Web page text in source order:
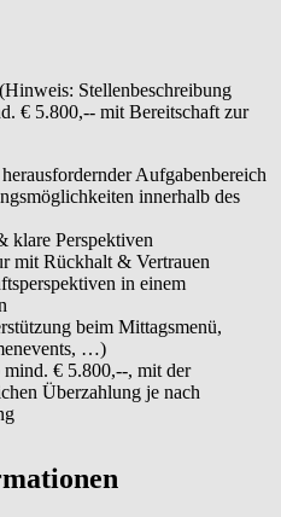
Stellenbeschreibung
€ 5.800,-- mit Bereitschaft zur
Aufgabenbereich
innerhalb des
klare Perspektiven
mit Rückhalt & Vertrauen
in einem
beim Mittagsmenü,
…)
€ 5.800,--, mit der
Überzahlung je nach